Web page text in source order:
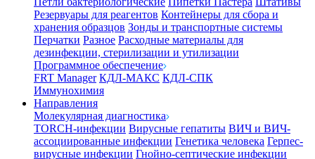
Резервуары для реагентов Контейнеры для сбора и
хранения образцов Зонды и транспортные системы
Перчатки Разное Расходные материалы для
дезинфекции, стерилизации и утилизации
Программное обеспечение
FRT Manager КДЛ-МАКС КДЛ-СПК
Иммунохимия
Направления
Молекулярная диагностика
TORCH-инфекции Вирусные гепатиты ВИЧ и ВИЧ-
ассоциированные инфекции Генетика человека Герпес-
вирусные инфекции Гнойно-септические инфекции